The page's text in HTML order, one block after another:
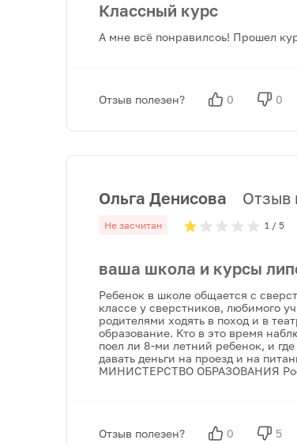
Классный курс
А мне всё понравилсоь! Прошел
Отзыв полезен? 0 0
Ольга Денисова Отзыв
Не засчитан 1 / 5
ваша школа и курсы
Ребенок в школе общается с
классе у сверстников, любимого
родителями ходять в поход и в
образование. Кто в это время
поел ли 8-ми летний ребенок, и
давать деньги на проезд и на
МИНИСТЕРСТВО ОБРАЗОВАНИЯ
Отзыв полезен? 0 5